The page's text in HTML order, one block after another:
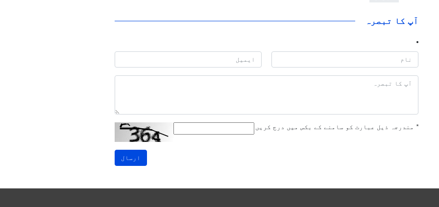
آپ کا تبصرہ
* مندرجہ ذیل عبارت کو سامنے کے بکس میں درج کریں
ارسال